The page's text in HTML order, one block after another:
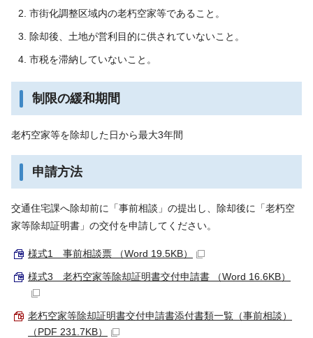
市街化調整区域内の老朽空家等であること。
除却後、土地が営利目的に供されていないこと。
市税を滞納していないこと。
制限の緩和期間
老朽空家等を除却した日から最大3年間
申請方法
交通住宅課へ除却前に「事前相談」の提出し、除却後に「老朽空
家等除却証明書」の交付を申請してください。
様式1 事前相談票 （Word 19.5KB）
様式3 老朽空家等除却証明書交付申請書 （Word 16.6KB）
老朽空家等除却証明書交付申請書添付書類一覧（事前相談）
（PDF 231.7KB）